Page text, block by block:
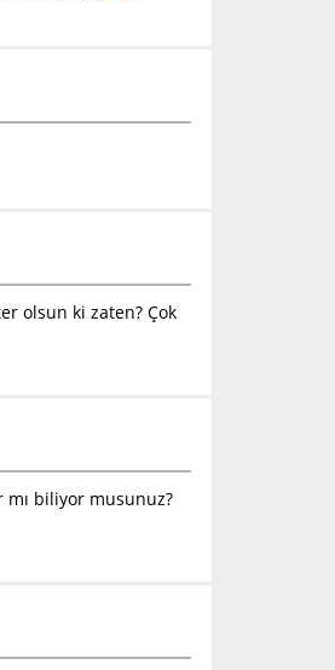
olsun ki zaten? Çok
mı biliyor musunuz?